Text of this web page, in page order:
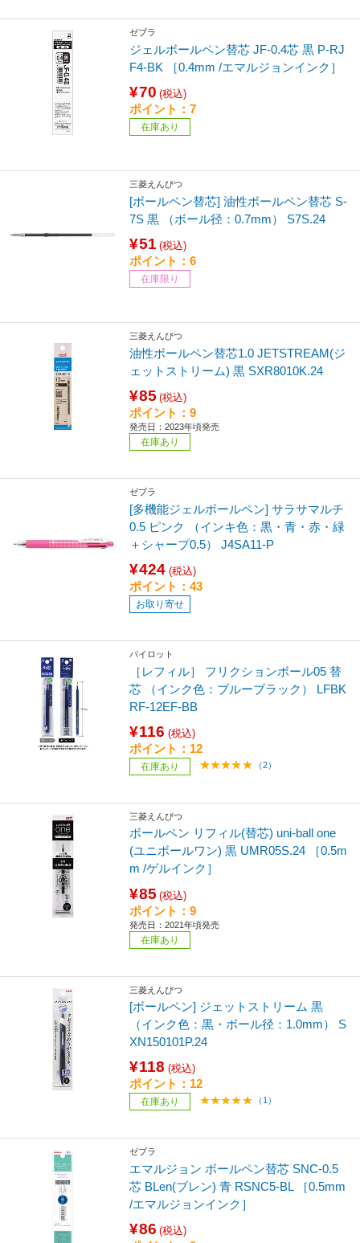
ゼブラ
ジェルボールペン替芯 JF-0.4芯 黒 P-RJ
F4-BK ［0.4mm /エマルジョンインク］
¥70 (税込)
ポイント：7
在庫あり
三菱えんぴつ
[ボールペン替芯] 油性ボールペン替芯 S-
7S 黒 （ボール径：0.7mm） S7S.24
¥51 (税込)
ポイント：6
在庫限り
三菱えんぴつ
油性ボールペン替芯1.0 JETSTREAM(ジ
ェットストリーム) 黒 SXR8010K.24
¥85 (税込)
ポイント：9
発売日：2023年頃発売
在庫あり
ゼブラ
[多機能ジェルボールペン] サラサマルチ
0.5 ピンク （インキ色：黒・青・赤・緑
＋シャープ0.5） J4SA11-P
¥424 (税込)
ポイント：43
お取り寄せ
パイロット
［レフィル］ フリクションボール05 替
芯 （インク色：ブルーブラック） LFBK
RF-12EF-BB
¥116 (税込)
ポイント：12
在庫あり （2）
三菱えんぴつ
ボールペン リフィル(替芯) uni-ball one
(ユニボールワン) 黒 UMR05S.24 ［0.5m
m /ゲルインク］
¥85 (税込)
ポイント：9
発売日：2021年頃発売
在庫あり
三菱えんぴつ
[ボールペン] ジェットストリーム 黒
（インク色：黒・ボール径：1.0mm） S
XN150101P.24
¥118 (税込)
ポイント：12
在庫あり （1）
ゼブラ
エマルジョン ボールペン替芯 SNC-0.5
芯 BLen(ブレン) 青 RSNC5-BL ［0.5mm
/エマルジョンインク］
¥86 (税込)